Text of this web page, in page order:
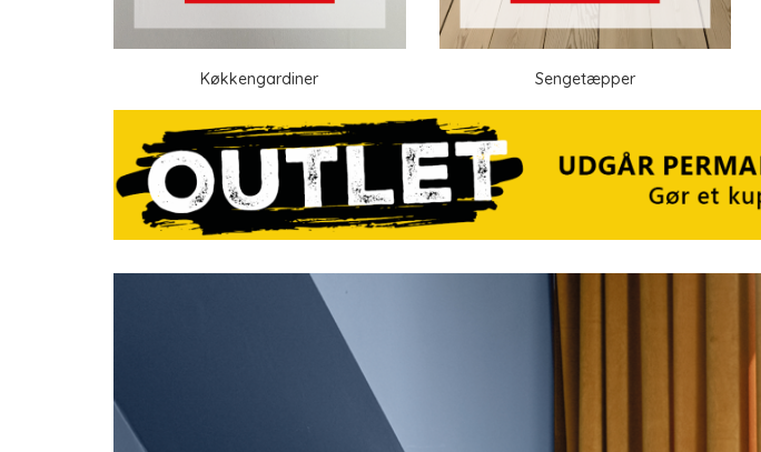
Køkkengardiner Sengetæpper